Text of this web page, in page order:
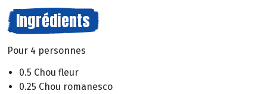
Ingrédients
Pour 4 personnes
0.5 Chou fleur
0.25 Chou romanesco